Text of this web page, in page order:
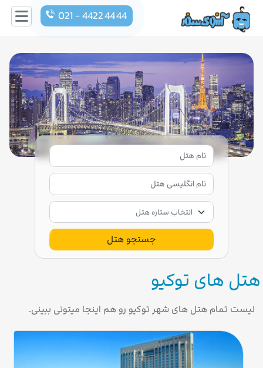
021 - 4422 44 44
جستجو هتل
هتل های توکیو
لیست تمام هتل های شهر توکیو رو هم اینجا میتونی ببینی.